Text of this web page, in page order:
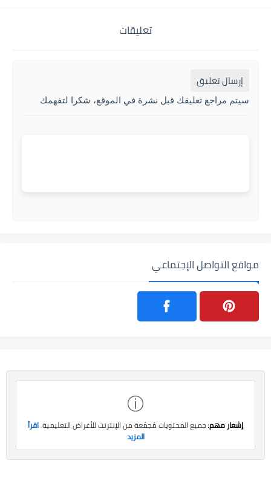
تعليقات
إرسال تعليق
سيتم مراجع تعليقك قبل نشرة في الموقع، شكرا لتفهمك
مواقع التواصل الإجتماعي
ⓘ
إشعار مهم:جميع المحتويات مُجمّعة من الإنترنت للأغراض التعليمية.اقرأ
المزيد